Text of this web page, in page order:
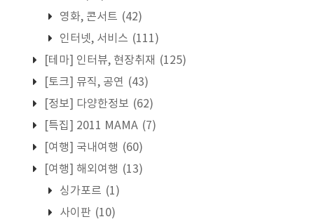
영화, 콘서트 (42)
인터넷, 서비스 (111)
[테마] 인터뷰, 현장취재 (125)
[토크] 뮤직, 공연 (43)
[정보] 다양한정보 (62)
[특집] 2011 MAMA (7)
[여행] 국내여행 (60)
[여행] 해외여행 (13)
싱가포르 (1)
사이판 (10)